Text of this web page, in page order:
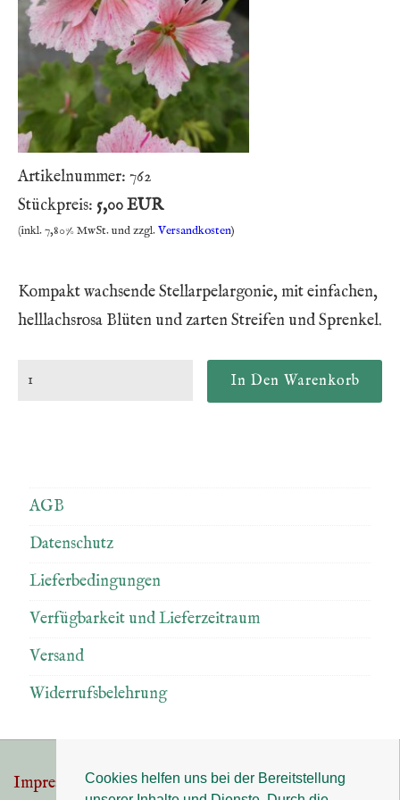
Cookies helfen uns bei der Bereitstellung
Artikelnummer: 762
Stückpreis: 5,00 EUR
(inkl. 7,80% MwSt. und zzgl.Versandkosten)
Kompakt wachsende Stellarpelargonie, mit einfachen,
helllachsrosa Blüten und zarten Streifen und Sprenkel.
AGB
Datenschutz
Lieferbedingungen
Verfügbarkeit und Lieferzeitraum
Versand
Widerrufsbelehrung
Footer-
Impressum Datenschutz